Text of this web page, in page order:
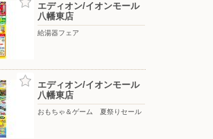
ゆめタウン大牟田
〒836-0807 福岡県大牟田市旭町2丁目28-1
エディオン/イオンモール
八幡東店
給湯器フェア
エディオン/イオンモール
八幡東店
おもちゃ＆ゲーム 夏祭りセール